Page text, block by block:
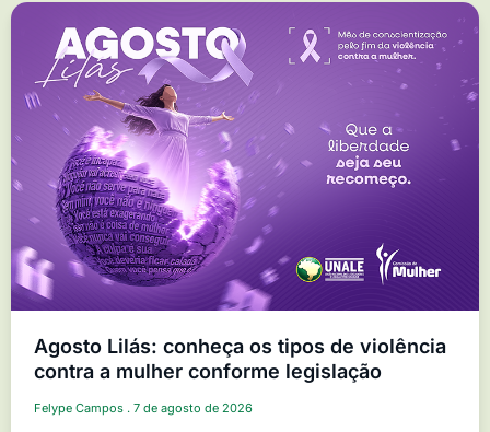
Agosto Lilás: conheça os tipos de violência
contra a mulher conforme legislação
Felype Campos 7 de agosto de 2026